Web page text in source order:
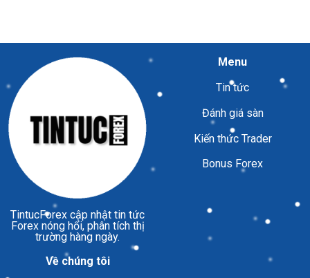
TintucForex cập nhật tin tức
Forex nóng hổi, phân tích thị
trường hàng ngày.
Menu
Tin tức
Đánh giá sàn
Kiến thức Trader
Bonus Forex
Về chúng tôi